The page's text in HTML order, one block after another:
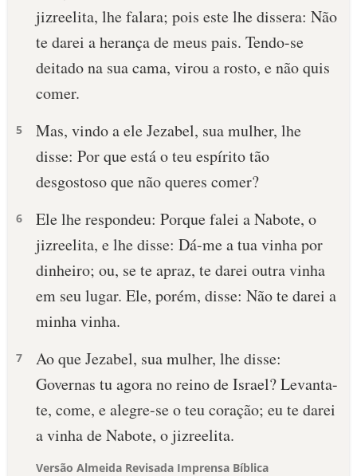
jizreelita, lhe falara; pois este lhe dissera: Não
te darei a herança de meus pais. Tendo-se
deitado na sua cama, virou a rosto, e não quis
comer.
5
Mas, vindo a ele Jezabel, sua mulher, lhe
disse: Por que está o teu espírito tão
desgostoso que não queres comer?
6
Ele lhe respondeu: Porque falei a Nabote, o
jizreelita, e lhe disse: Dá-me a tua vinha por
dinheiro; ou, se te apraz, te darei outra vinha
em seu lugar. Ele, porém, disse: Não te darei a
minha vinha.
7
Ao que Jezabel, sua mulher, lhe disse:
Governas tu agora no reino de Israel? Levanta-
te, come, e alegre-se o teu coração; eu te darei
a vinha de Nabote, o jizreelita.
Versão Almeida Revisada Imprensa Bíblica